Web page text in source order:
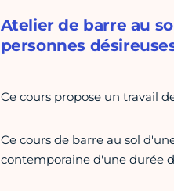
Atelier de barre au
personnes
Ce cours propose un travail
Ce cours de barre au sol
contemporaine d'une durée